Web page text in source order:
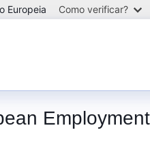
Europeia Como verificar?